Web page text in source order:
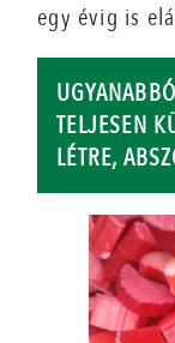
egy évig is
TELJESEN
LÉTRE,